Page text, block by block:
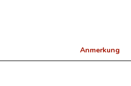
Anmerkung